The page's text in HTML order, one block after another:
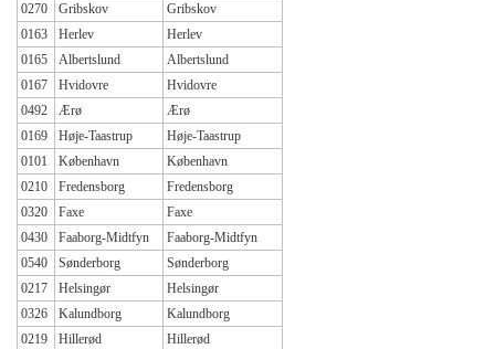
0270
Gribskov
Gribskov
0163
Herlev
Herlev
0165
Albertslund
Albertslund
0167
Hvidovre
Hvidovre
0492
Ærø
Ærø
0169
Høje-Taastrup
Høje-Taastrup
0101
København
København
0210
Fredensborg
Fredensborg
0320
Faxe
Faxe
0430
Faaborg-Midtfyn
Faaborg-Midtfyn
0540
Sønderborg
Sønderborg
0217
Helsingør
Helsingør
0326
Kalundborg
Kalundborg
0219
Hillerød
Hillerød